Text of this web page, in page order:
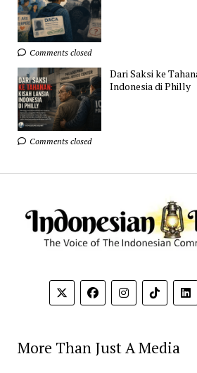
Comments closed
Dari Saksi ke
Indonesia di Philly
Comments closed
More Than Just A Media